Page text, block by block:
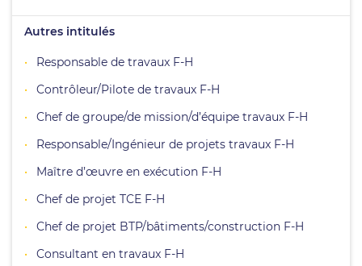
Autres intitulés
Responsable de travaux F-H
Contrôleur/Pilote de travaux F-H
Chef de groupe/de mission/d’équipe travaux F-H
Responsable/Ingénieur de projets travaux F-H
Maître d’œuvre en exécution F-H
Chef de projet TCE F-H
Chef de projet BTP/bâtiments/construction F-H
Consultant en travaux F-H